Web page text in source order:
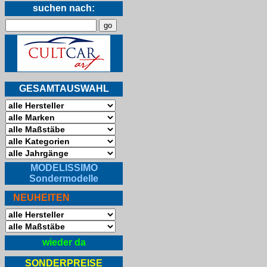
suchen nach:
GESAMTAUSWAHL
MODELISSIMO
Sondermodelle
NEUHEITEN
wieder da
SONDERPREISE